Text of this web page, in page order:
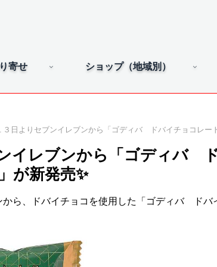
寄せ ショップ（地域別）
３日よりセブンイレブンから「ゴディバ ドバイチョコレー
イレブンから「ゴディバ
が新発売✨
から、ドバイチョコを使用した「ゴディバ ドバ